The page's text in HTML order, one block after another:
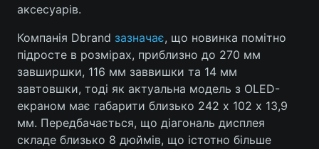
Головна
Україна Політика
Економіка Світ
Спорт Наука
Техно і зв'язок Лайт
аксесуарів.
Компанія Dbrand зазначає, що новинка помітно
підросте в розмірах, приблизно до 270 мм
завширшки, 116 мм заввишки та 14 мм
завтовшки, тоді як актуальна модель з OLED-
екраном має габарити близько 242 х 102 х 13,9
мм. Передбачається, що діагональ дисплея
складе близько 8 дюймів, що істотно більше